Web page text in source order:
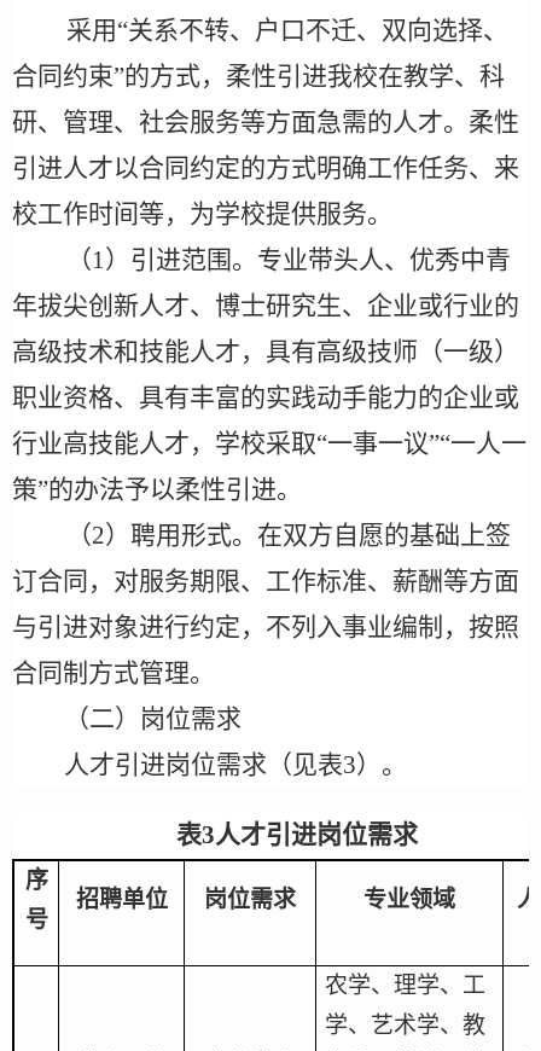
采用 “关系不转、户口不迁、双向选择、
合同约束”的方式，柔性引进我校在教学、科
研、管理、社会服务等方面急需的人才。柔性
引进人才以合同约定的方式明确工作任务、来
校工作时间等，为学校提供服务。
（1）引进范围。专业带头人、优秀中青
年拔尖创新人才、博士研究生、企业或行业的
高级技术和技能人才，具有高级技师（一级）
职业资格、具有丰富的实践动手能力的企业或
行业高技能人才，学校采取“一事一议”“一人一
策”的办法予以柔性引进。
（2）聘用形式。在双方自愿的基础上签
订合同，对服务期限、工作标准、薪酬等方面
与引进对象进行约定，不列入事业编制，按照
合同制方式管理。
（二）岗位需求
人才引进岗位需求（见表3）。
表3人才引进岗位需求
序
号
招聘单位 岗位需求 专业领域
农学、理学、工
学、艺术学、教